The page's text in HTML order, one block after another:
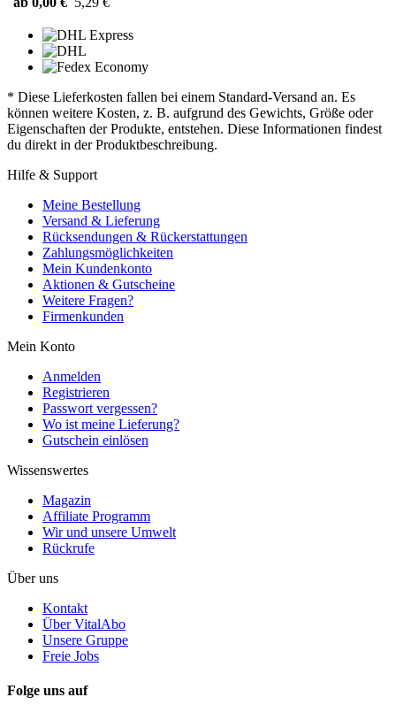
* Diese Lieferkosten fallen bei einem Standard-Versand an. Es
können weitere Kosten, z. B. aufgrund des Gewichts, Größe oder
Eigenschaften der Produkte, entstehen. Diese Informationen findest
du direkt in der Produktbeschreibung.
Hilfe & Support
Meine Bestellung
Versand & Lieferung
Rücksendungen & Rückerstattungen
Zahlungsmöglichkeiten
Mein Kundenkonto
Aktionen & Gutscheine
Weitere Fragen?
Firmenkunden
Mein Konto
Anmelden
Registrieren
Passwort vergessen?
Wo ist meine Lieferung?
Gutschein einlösen
Wissenswertes
Magazin
Affiliate Programm
Wir und unsere Umwelt
Rückrufe
Über uns
Kontakt
Über VitalAbo
Unsere Gruppe
Freie Jobs
Folge uns auf